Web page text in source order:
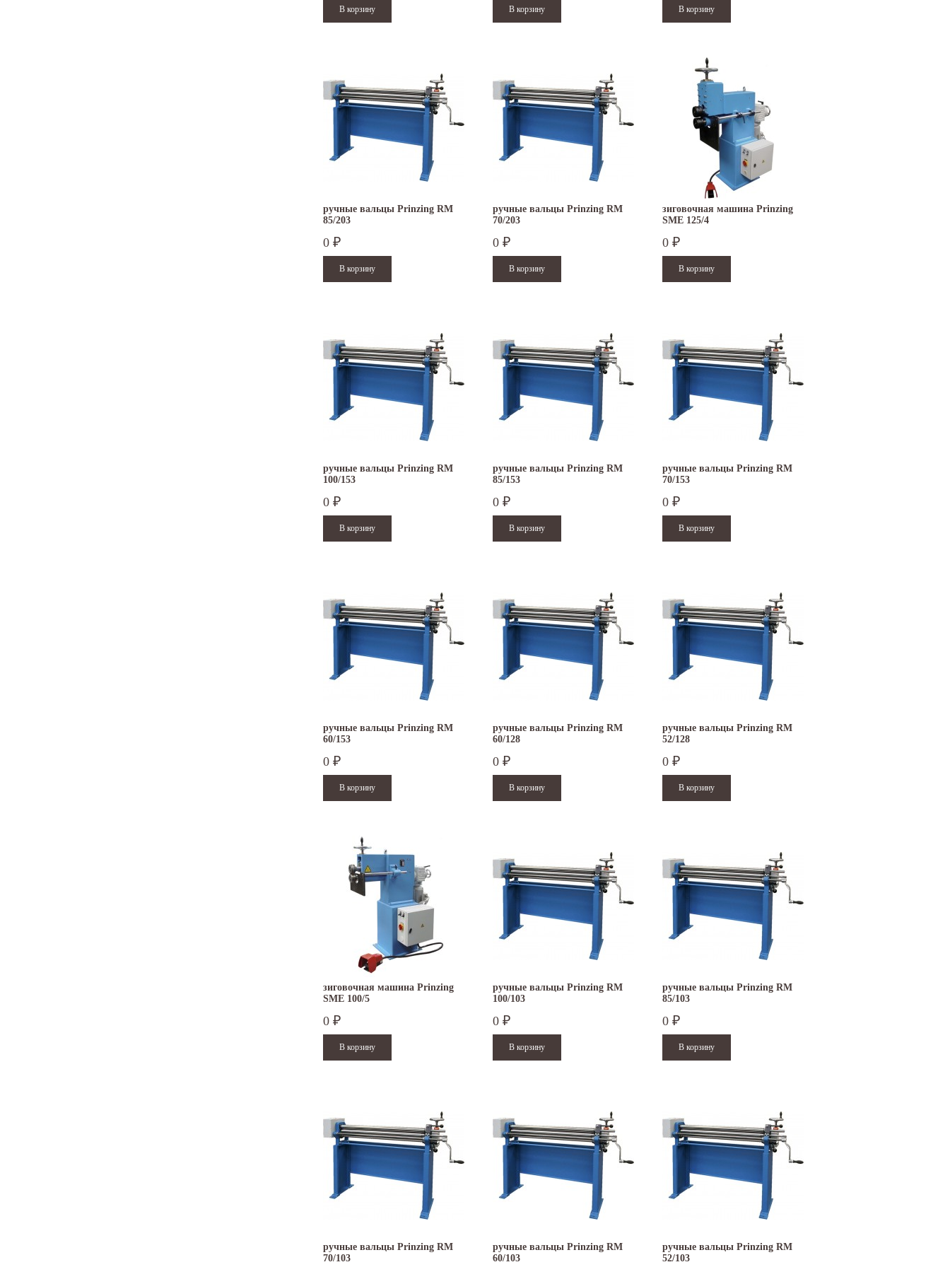
ручные вальцы Prinzing RM
85/203
0 ₽
ручные вальцы Prinzing RM
70/203
0 ₽
зиговочная машина Prinzing
SMЕ 125/4
0 ₽
ручные вальцы Prinzing RM
100/153
0 ₽
ручные вальцы Prinzing RM
85/153
0 ₽
ручные вальцы Prinzing RM
70/153
0 ₽
ручные вальцы Prinzing RM
60/153
0 ₽
ручные вальцы Prinzing RM
60/128
0 ₽
ручные вальцы Prinzing RM
52/128
0 ₽
зиговочная машина Prinzing
SMЕ 100/5
0 ₽
ручные вальцы Prinzing RM
100/103
0 ₽
ручные вальцы Prinzing RM
85/103
0 ₽
ручные вальцы Prinzing RM
70/103
ручные вальцы Prinzing RM
60/103
ручные вальцы Prinzing RM
52/103